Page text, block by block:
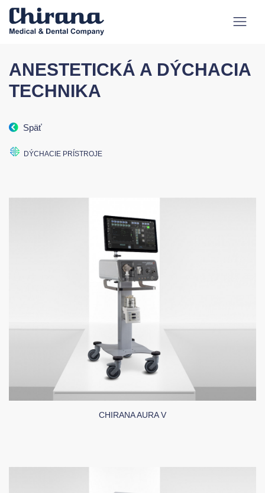
ANESTETICKÁ A DÝCHACIA
TECHNIKA
Späť
DÝCHACIE PRÍSTROJE
CHIRANA AURA V